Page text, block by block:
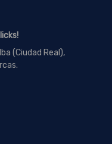
(Ciudad Real),